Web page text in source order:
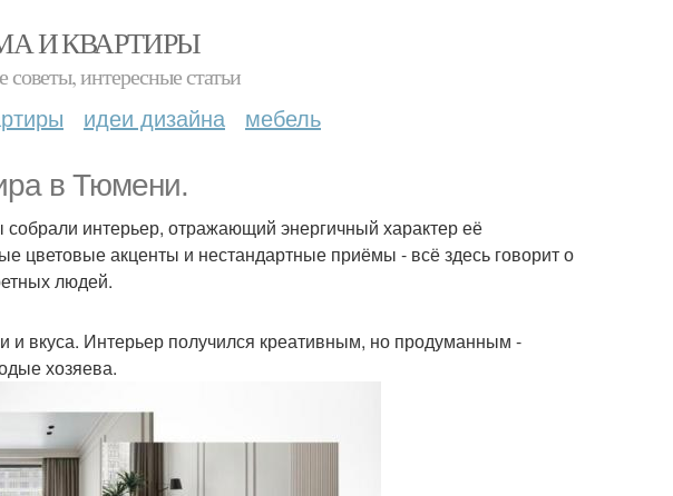
И КВАРТИРЫ
интересные статьи
идеи дизайна мебель
в Тюмени.
интерьер, отражающий энергичный характер её
цветовые акценты и нестандартные приёмы - всё здесь говорит о
людей.
вкуса. Интерьер получился креативным, но продуманным -
хозяева.